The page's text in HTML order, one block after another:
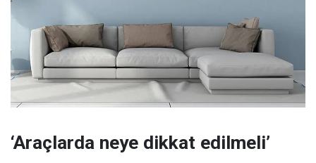
‘Araçlarda neye dikkat edilmeli’